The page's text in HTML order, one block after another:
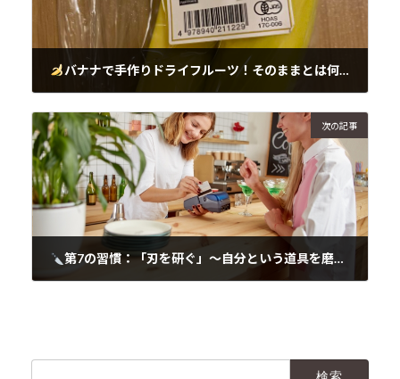
バナナで手作りドライフルーツ！そのままとは何が違うの？
次の記事
第7の習慣：「刃を研ぐ」〜自分という道具を磨く時間を持とう〜